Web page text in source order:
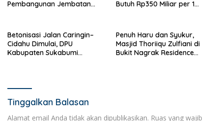
Pembangunan Jembatan
Butuh Rp350 Miliar per 1
Betonisasi Jalan Caringin–
Cidahu Dimulai, DPU
Kabupaten Sukabumi
Penuh Haru dan Syukur,
Masjid Thoriiqu Zulfiani di
Bukit Nagrak Residence
Tinggalkan Balasan
Alamat email Anda tidak akan dipublikasikan. Ruas yang wajib